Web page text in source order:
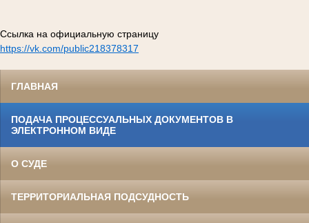
Ссылка на официальную страницу
https://vk.com/public218378317
ГЛАВНАЯ
ПОДАЧА ПРОЦЕССУАЛЬНЫХ ДОКУМЕНТОВ В
ЭЛЕКТРОННОМ ВИДЕ
О СУДЕ
ТЕРРИТОРИАЛЬНАЯ ПОДСУДНОСТЬ